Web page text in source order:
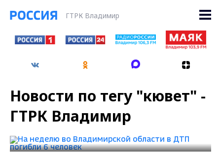
ГТРК Владимир
Новости по тегу "кювет" -
ГТРК Владимир